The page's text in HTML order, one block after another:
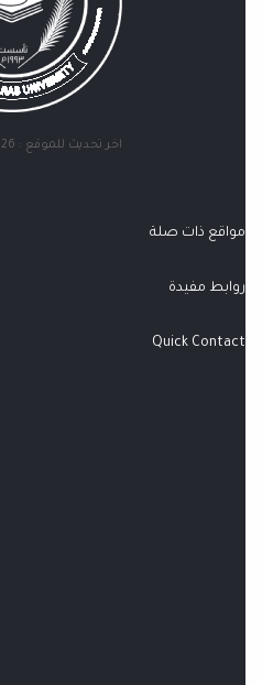
اخر تحديث للموقع : 2026-07-19 11:41:43
مواقع ذات صلة
روابط مفيدة
Quick Contact